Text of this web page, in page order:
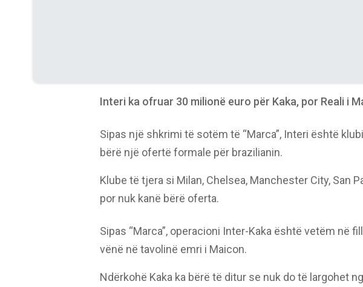
Interi ka ofruar 30 milionë euro për Kaka, por Reali i
Sipas një shkrimi të sotëm të “Marca”, Interi është
bërë një ofertë formale për brazilianin.
Klube të tjera si Milan, Chelsea, Manchester City, San
por nuk kanë bërë oferta.
Sipas “Marca”, operacioni Inter-Kaka është vetëm në
vënë në tavolinë emri i Maicon.
Ndërkohë Kaka ka bërë të ditur se nuk do të largohet